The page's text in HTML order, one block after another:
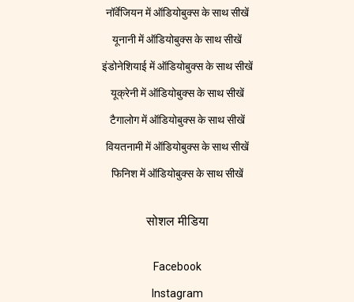
नॉर्वेजियन में ऑडियोबुक्स के साथ सीखें
यूनानी में ऑडियोबुक्स के साथ सीखें
इंडोनेशियाई में ऑडियोबुक्स के साथ सीखें
यूक्रेनी में ऑडियोबुक्स के साथ सीखें
टैगालोग में ऑडियोबुक्स के साथ सीखें
वियतनामी में ऑडियोबुक्स के साथ सीखें
फिनिश में ऑडियोबुक्स के साथ सीखें
सोशल मीडिया
Facebook
Instagram